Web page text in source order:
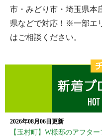
市・みどり市・埼玉県本
県などで対応！※一部エ
はご相談ください。
2026年08月06日更新
【玉村町】W様邸のアフタ